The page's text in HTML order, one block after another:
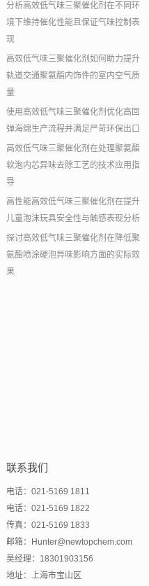
分析高效低气味三聚催化剂在不同环
境下维持催化性能且保证气味控制表
现
高效低气味三聚催化剂如何助力提升
轨道交通聚氨酯内饰件的室内空气质
量
使用高效低气味三聚催化剂优化高回
弹海绵生产流程并满足严苛环保出口
高效低气味三聚催化剂在处理聚氨酯
软泡内芯异味去除工艺的技术应用指
导
高性能高效低气味三聚催化剂在提升
儿童泡沫玩具安全性与触感表现分析
探讨高效低气味三聚催化剂在降低聚
氨酯喷涂硬泡异味影响方面的实际效
果
联系我们
电话：021-5169 1811
电话：021-5169 1822
传真：021-5169 1833
邮箱：Hunter@newtopchem.com
吴经理：18301903156
地址：上海市宝山区